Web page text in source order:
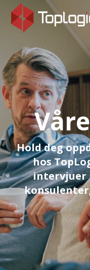
Hold deg
hos
intervjuer